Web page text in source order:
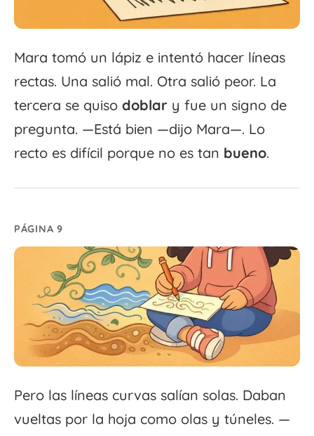
Mara tomó un lápiz e intentó hacer líneas
rectas. Una salió mal. Otra salió peor. La
tercera se quiso doblar y fue un signo de
pregunta. —Está bien —dijo Mara—. Lo
recto es difícil porque no es tan bueno.
PÁGINA 9
Pero las líneas curvas salían solas. Daban
vueltas por la hoja como olas y túneles. —